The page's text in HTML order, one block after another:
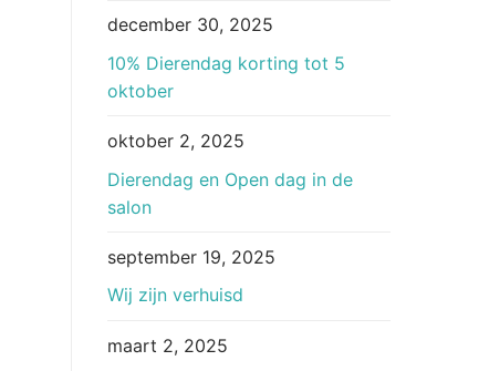
december 30, 2025
10% Dierendag korting tot 5
oktober
oktober 2, 2025
Dierendag en Open dag in de
salon
september 19, 2025
Wij zijn verhuisd
maart 2, 2025